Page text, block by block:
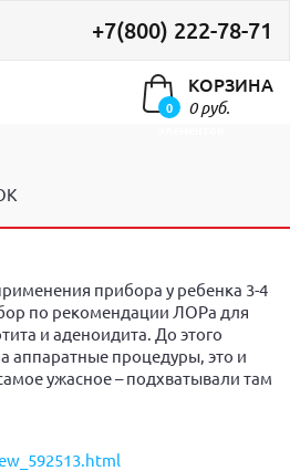
+7(800) 222-78-71
0
КОРЗИНА
0 руб.
прибора у ребенка 3-4
по рекомендации ЛОРа для
и аденоидита. До этого
аппаратные процедуры, это и
ужасное – подхватывали там